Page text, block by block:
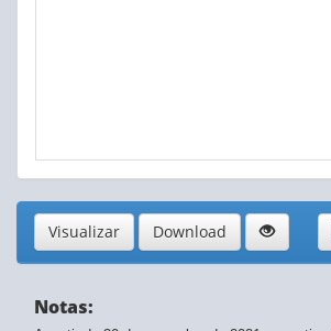
Visualizar Download
Notas: